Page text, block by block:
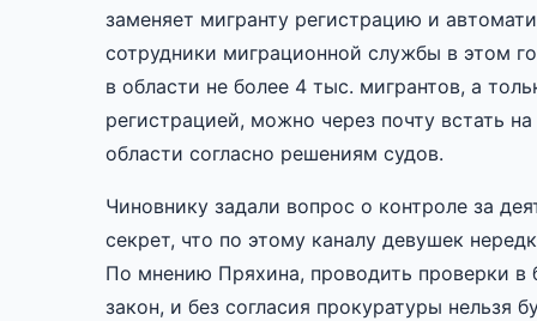
заменяет мигранту регистрацию и
сотрудники миграционной службы в этом
в области не более 4 тыс. мигрантов, а
регистрацией, можно через почту встать
области согласно решениям судов.
Чиновнику задали вопрос о контроле за
секрет, что по этому каналу девушек
По мнению Пряхина, проводить проверки в
закон, и без согласия прокуратуры